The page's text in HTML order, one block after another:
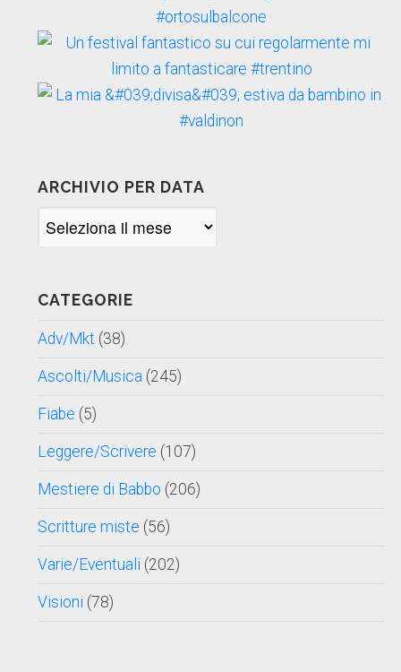
ARCHIVIO PER DATA
Archivio
CATEGORIE
Adv/Mkt (38)
Ascolti/Musica (245)
Fiabe (5)
Leggere/Scrivere (107)
Mestiere di Babbo (206)
Scritture miste (56)
Varie/Eventuali (202)
Visioni (78)